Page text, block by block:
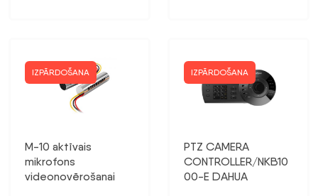
IZPĀRDOŠANA
M-10 aktīvais
mikrofons
videonovērošanai
IZPĀRDOŠANA
PTZ CAMERA
CONTROLLER/NKB10
00-E DAHUA